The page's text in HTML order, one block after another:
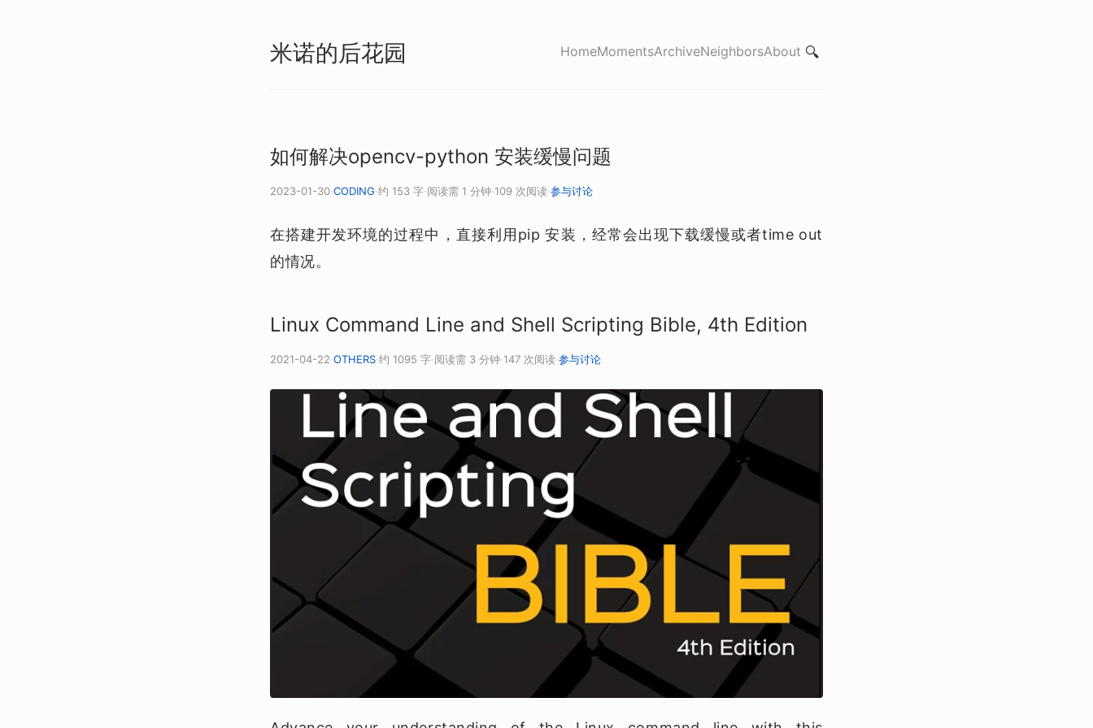
米诺的后花园 HomeMomentsArchiveNeighborsAbout 🔍
如何解决opencv-python 安装缓慢问题
2023-01-30·CODING·约 153 字·阅读需 1 分钟·109 次阅读·参与讨论
在搭建开发环境的过程中，直接利用pip 安装，经常会出现下载缓慢或者time out
的情况。
Linux Command Line and Shell Scripting Bible, 4th Edition
2021-04-22·OTHERS·约 1095 字·阅读需 3 分钟·147 次阅读·参与讨论